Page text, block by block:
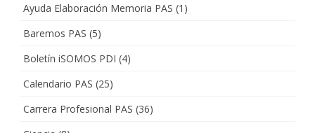
Ayuda Elaboración Memoria PAS (1)
Baremos PAS (5)
Boletín iSOMOS PDI (4)
Calendario PAS (25)
Carrera Profesional PAS (36)